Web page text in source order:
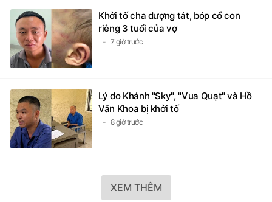
riêng 3 tuổi của vợ
7 giờ trước
Văn Khoa bị khởi tố
8 giờ trước
XEM THÊM